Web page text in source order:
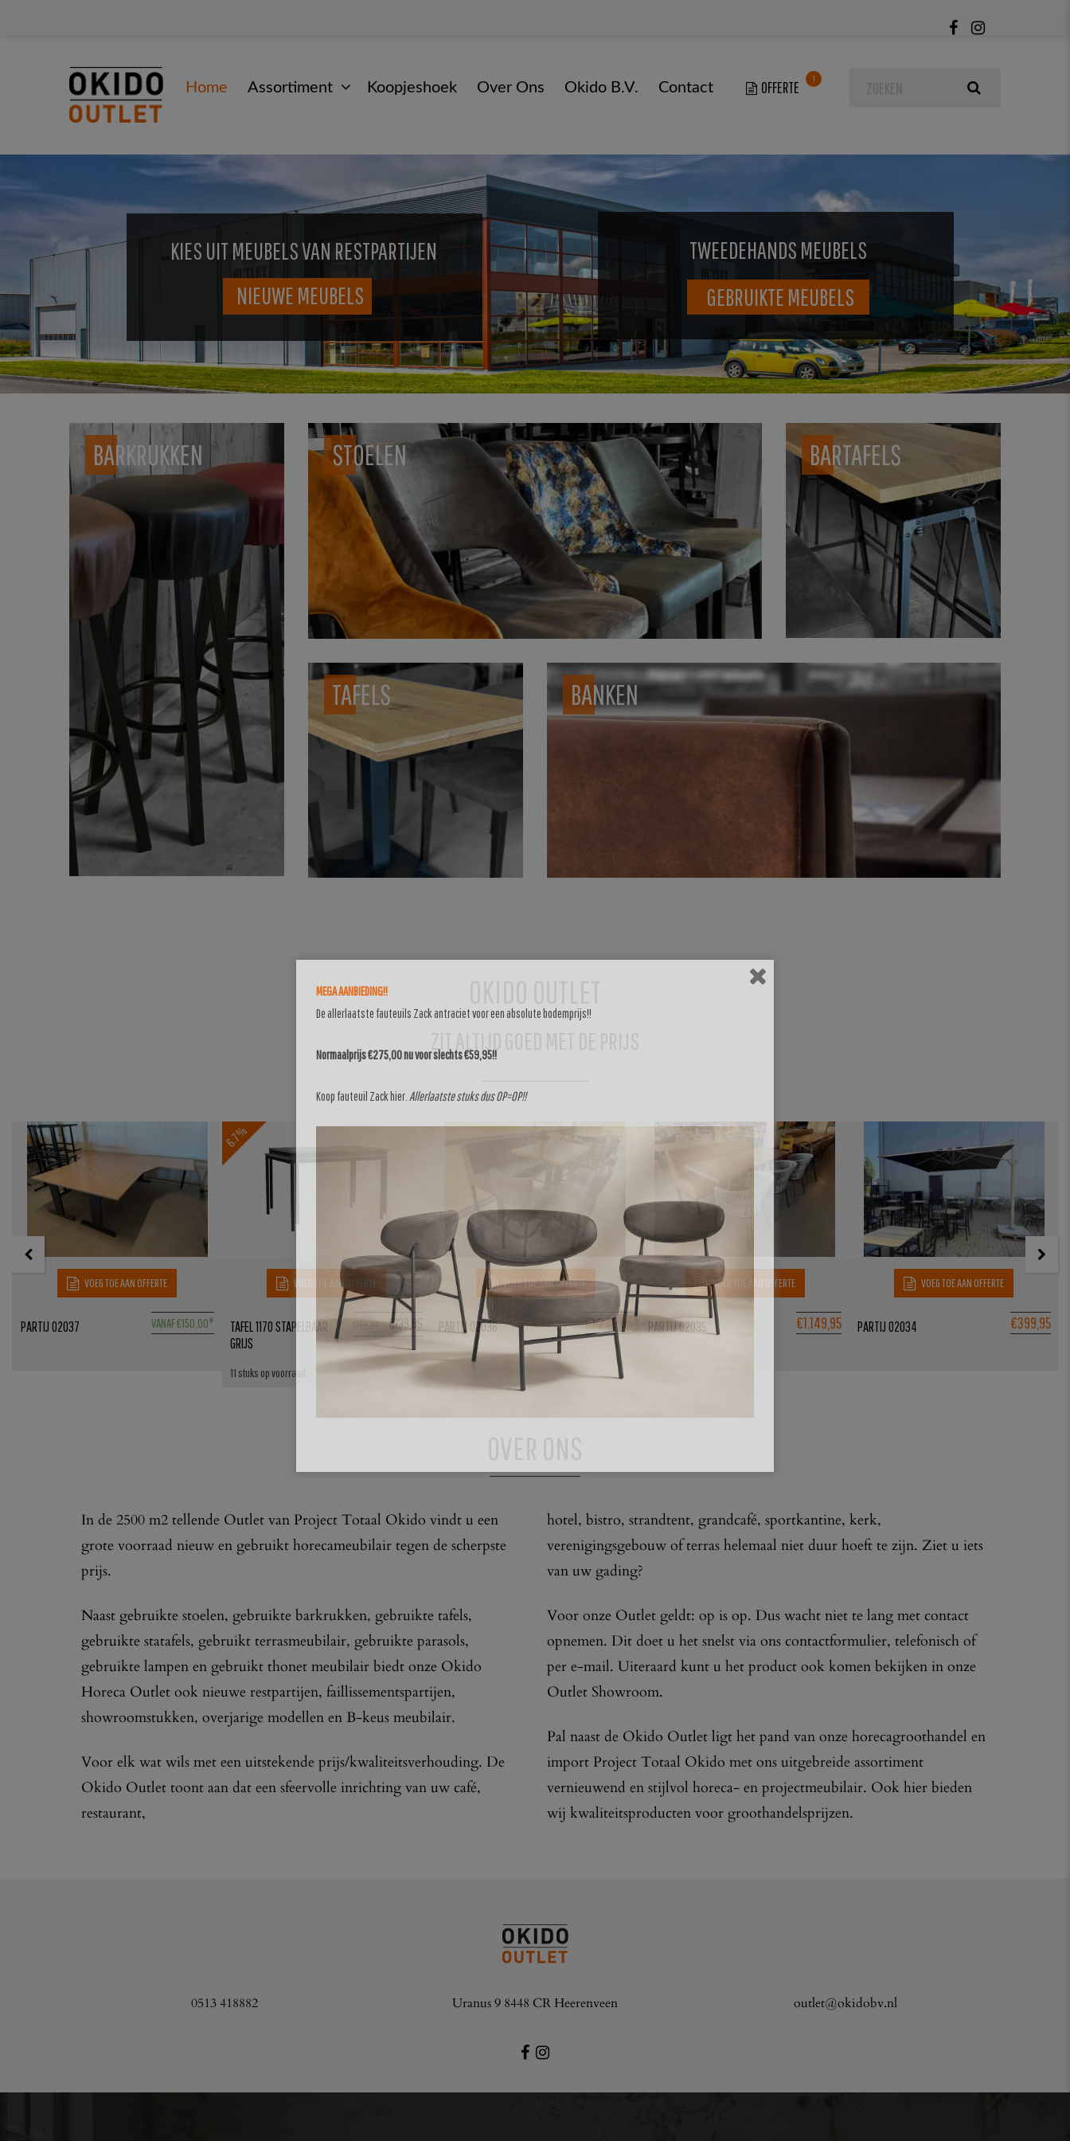
Home Assortiment Koopjeshoek Over Ons Okido B.V. Contact
1
KIES UIT MEUBELS VAN RESTPARTIJEN
NIEUWE MEUBELS
TWEEDEHANDS MEUBELS
GEBRUIKTE MEUBELS
BARKRUKKEN STOELEN BARTAFELS
TAFELS BANKEN
VOEG TOE AAN OFFERTE
VANAF€150,00*
PARTIJ 02037
6.7%
VOEG TOE AAN OFFERTE
€ 149,95 €139,95
11 stuks op voorraad
TAFEL 1170 STAPELBAAR
GRIJS
VOEG TOE AAN OFFERTE
€1.249,95
PARTIJ 02036
VOEG TOE AAN OFFERTE
€1.149,95
PARTIJ 02035
VOEG TOE AAN OFFERTE
€399,95
PARTIJ 02034
In de 2500 m2 tellende Outlet van Project Totaal Okido vindt u een
grote voorraad nieuw en gebruikt horecameubilair tegen de scherpste
prijs.
Naast gebruikte stoelen, gebruikte barkrukken, gebruikte tafels,
gebruikte statafels, gebruikt terrasmeubilair, gebruikte parasols,
gebruikte lampen en gebruikt thonet meubilair biedt onze Okido
Horeca Outlet ook nieuwe restpartijen, faillissementspartijen,
showroomstukken, overjarige modellen en B-keus meubilair.
Voor elk wat wils met een uitstekende prijs/kwaliteitsverhouding. De
Okido Outlet toont aan dat een sfeervolle inrichting van uw café,
restaurant,
hotel, bistro, strandtent, grandcafé, sportkantine, kerk,
verenigingsgebouw of terras helemaal niet duur hoeft te zijn. Ziet u iets
van uw gading?
Voor onze Outlet geldt: op is op. Dus wacht niet te lang met contact
opnemen. Dit doet u het snelst via ons contactformulier, telefonisch of
per e-mail. Uiteraard kunt u het product ook komen bekijken in onze
Outlet Showroom.
Pal naast de Okido Outlet ligt het pand van onze horecagroothandel en
import Project Totaal Okido met ons uitgebreide assortiment
vernieuwend en stijlvol horeca- en projectmeubilair. Ook hier bieden
wij kwaliteitsproducten voor groothandelsprijzen.
0513 418882 Uranus 9 8448 CR Heerenveen outlet@okidobv.nl
MEGA AANBIEDING!!
De allerlaatste fauteuils Zack antraciet voor een absolute bodemprijs!!
Normaalprijs €275,00 nu voor slechts €59,95!!
Koop fauteuil Zackhier Allerlaatste stuks dus OP=OP!!